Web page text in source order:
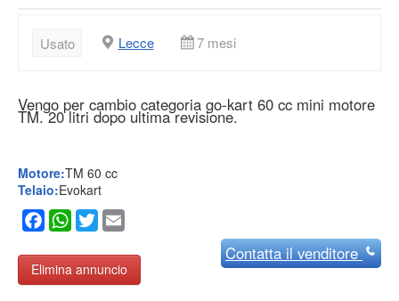
Usato Lecce 7 mesi
Vengo per cambio categoria go-kart 60 cc mini motore
TM. 20 litri dopo ultima revisione.
Motore:TM 60 cc
Telaio:Evokart
Facebook
WhatsApp
Twitter
Elimina annuncio
Contattail venditore